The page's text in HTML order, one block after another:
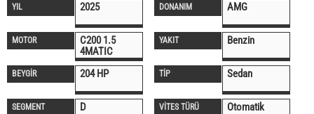
YIL 2025 DONANIM AMG
MOTOR
C200 1.5
4MATIC
YAKIT Benzin
BEYGİR 204 HP TİP Sedan
SEGMENT D VİTES TÜRÜ Otomatik